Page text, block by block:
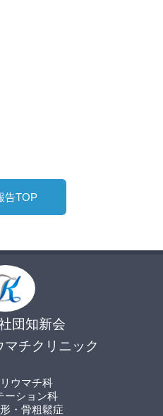
告TOP
団知新会
チクリニック
ウマチ科
ーション科
・骨粗鬆症